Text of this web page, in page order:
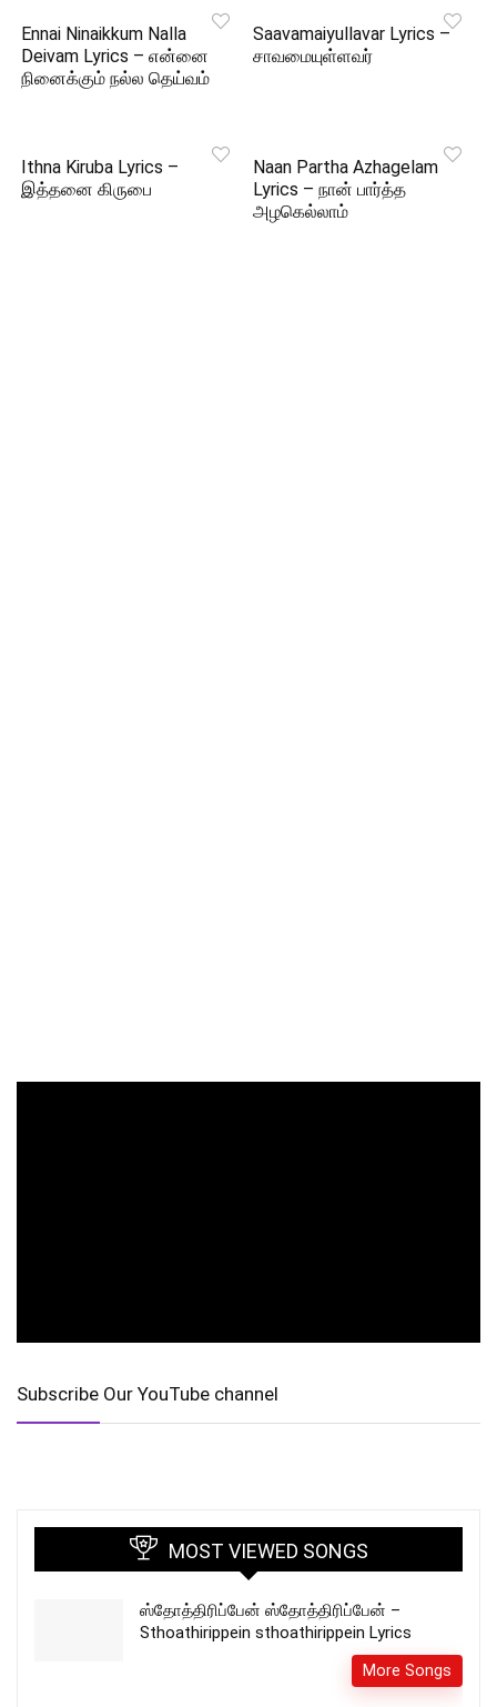
Ennai Ninaikkum Nalla
Deivam Lyrics – என்னை
நினைக்கும் நல்ல தெய்வம்
Saavamaiyullavar Lyrics –
சாவமையுள்ளவர்
Ithna Kiruba Lyrics –
இத்தனை கிருபை
Naan Partha Azhagelam
Lyrics – நான் பார்த்த
அழகெல்லாம்
Subscribe Our YouTube channel
MOST VIEWED SONGS
ஸ்தோத்திரிப்பேன் ஸ்தோத்திரிப்பேன் –
Sthoathirippein sthoathirippein Lyrics
More Songs